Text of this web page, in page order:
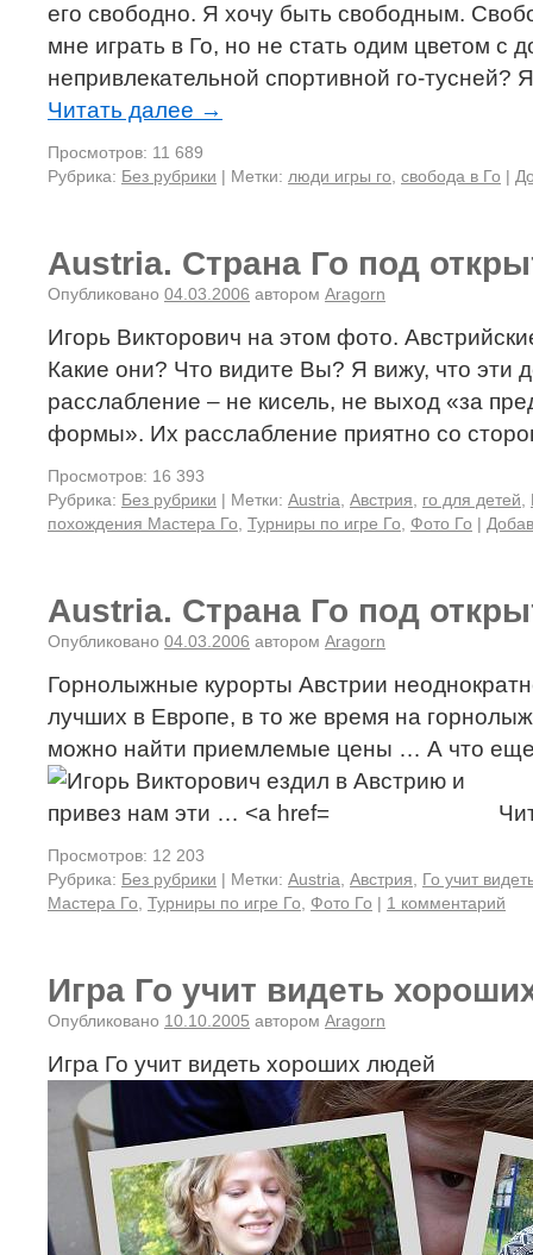
его свободно. Я хочу быть свободным.
мне играть в Го, но не стать одим цветом с
непривлекательной спортивной го-
Читать далее →
Просмотров: 11 689
Рубрика: Без рубрики | Метки: люди игры го свобода в Го |
Austria. Страна Го под
Опубликовано 04.03.2006 автором Aragorn
Игорь Викторович на этом фото.
Какие они? Что видите Вы? Я вижу, что эти
расслабление – не кисель, не выход «за
формы». Их расслабление приятно со
Просмотров: 16 393
Рубрика: Без рубрики | Метки: Austria Австрия го для детей
похождения Мастера Го Турниры по игре Го Фото Го |
Austria. Страна Го под
Опубликовано 04.03.2006 автором Aragorn
Горнолыжные курорты Австрии
лучших в Европе, в то же время на
можно найти приемлемые цены … А что
Просмотров: 12 203
Рубрика: Без рубрики | Метки: Austria Австрия
Го учит
Мастера Го Турниры по игре Го Фото Го | 1 комментарий
Игра Го учит видеть
Опубликовано 10.10.2005 автором Aragorn
Игра Го учит видеть хороших людей